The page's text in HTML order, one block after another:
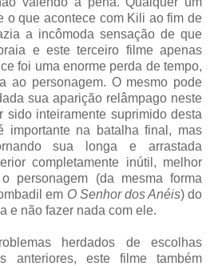
o que acontece com Kili ao fim de
a incômoda sensação de que
e este terceiro filme apenas
foi uma enorme perda de tempo,
ao personagem. O mesmo pode
sua aparição relâmpago neste
sido inteiramente suprimido desta
importante na batalha final, mas
sua longa e arrastada
completamente inútil, melhor
personagem (da mesma forma
em O Senhor dos Anéis) do
e não fazer nada com ele.
herdados de escolhas
anteriores, este filme também